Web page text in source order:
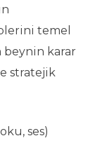
temel
beynin karar
stratejik
ses)